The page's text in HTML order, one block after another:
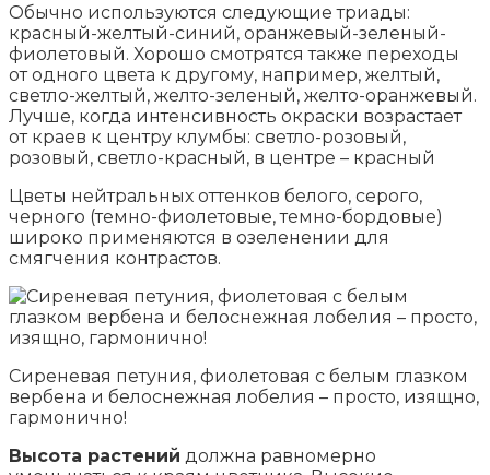
Обычно используются следующие триады:
красный-желтый-синий, оранжевый-зеленый-
фиолетовый. Хорошо смотрятся также переходы
от одного цвета к другому, например, желтый,
светло-желтый, желто-зеленый, желто-оранжевый.
Лучше, когда интенсивность окраски возрастает
от краев к центру клумбы: светло-розовый,
розовый, светло-красный, в центре – красный
Цветы нейтральных оттенков белого, серого,
черного (темно-фиолетовые, темно-бордовые)
широко применяются в озеленении для
смягчения контрастов.
Сиреневая петуния, фиолетовая с белым глазком
вербена и белоснежная лобелия – просто, изящно,
гармонично!
Высота растений должна равномерно